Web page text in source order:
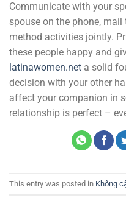
Communicate with your
spouse on the phone,
method activities jointly.
these people happy and
latinawomen.net a solid
decision with your other
affect your companion in
relationship is perfect –
This entry was posted in Không